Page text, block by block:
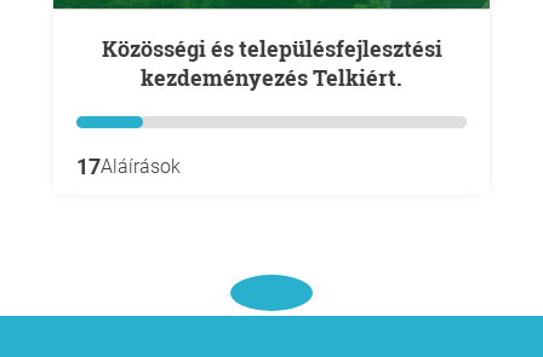
Közösségi és településfejlesztési
kezdeményezés Telkiért.
17Aláírások